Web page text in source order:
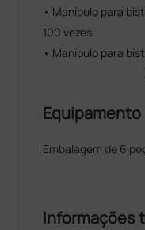
• Manípulo para
100 vezes
• Manípulo para
Equipamento
Embalagem de 6
Informações